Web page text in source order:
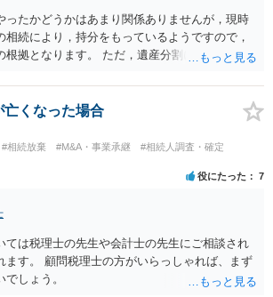
ったかどうかはあまり関係ありませんが，現時
相続により，持分をもっているようですので，
根拠となります。 ただ，遺産分割により，母の
亡くなった場合
#相続放棄 #M&A・事業承継
#相続人調査・確定
役にたった 7
ては税理士の先生や会計士の先生にご相談され
ます。 顧問税理士の方がいらっしゃれば、まず
しょう。